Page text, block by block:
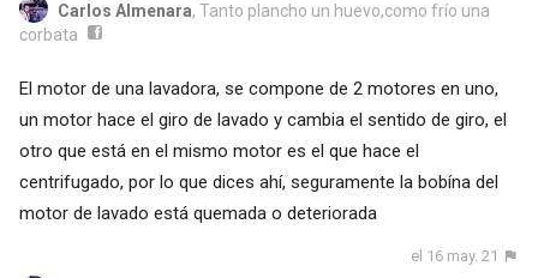
Carlos Almenara, Tanto plancho un huevo,como frío una
corbata
El motor de una lavadora, se compone de 2 motores en uno,
un motor hace el giro de lavado y cambia el sentido de giro, el
otro que está en el mismo motor es el que hace el
centrifugado, por lo que dices ahí, seguramente la bobína del
motor de lavado está quemada o deteriorada
el 16 may. 21